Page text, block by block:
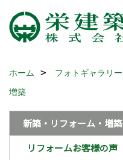
ホーム フォトギャラリー
増築
新築・リフォーム・増築
リフォームお客様の声